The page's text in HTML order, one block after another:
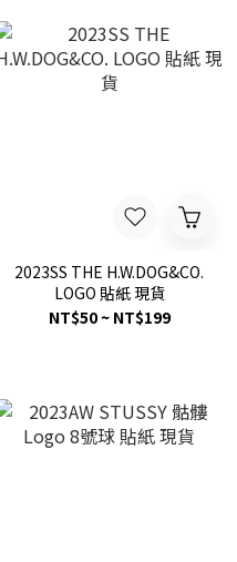
2023SS THE H.W.DOG&CO.
LOGO 貼紙 現貨
NT$50 ~ NT$199